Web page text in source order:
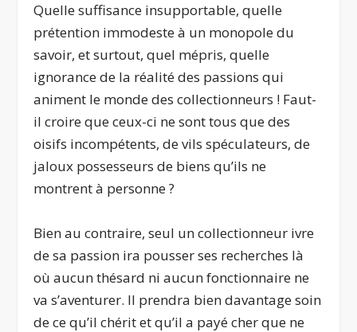
Quelle suffisance insupportable, quelle
prétention immodeste à un monopole du
savoir, et surtout, quel mépris, quelle
ignorance de la réalité des passions qui
animent le monde des collectionneurs ! Faut-
il croire que ceux-ci ne sont tous que des
oisifs incompétents, de vils spéculateurs, de
jaloux possesseurs de biens qu’ils ne
montrent à personne ?
Bien au contraire, seul un collectionneur ivre
de sa passion ira pousser ses recherches là
où aucun thésard ni aucun fonctionnaire ne
va s’aventurer. Il prendra bien davantage soin
de ce qu’il chérit et qu’il a payé cher que ne